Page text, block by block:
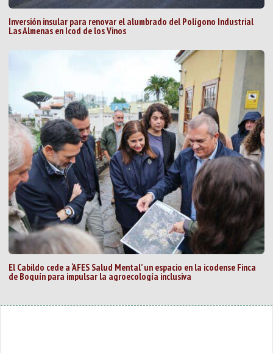
Inversión insular para renovar el alumbrado del Polígono Industrial
Las Almenas en Icod de los Vinos
El Cabildo cede a ‘AFES Salud Mental’ un espacio en la icodense Finca
de Boquín para impulsar la agroecología inclusiva